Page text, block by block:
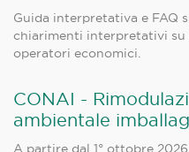
Guida interpretativa e FAQ
chiarimenti interpretativi su
operatori economici.
CONAI -
ambientale
A partire dal 1° ottobre